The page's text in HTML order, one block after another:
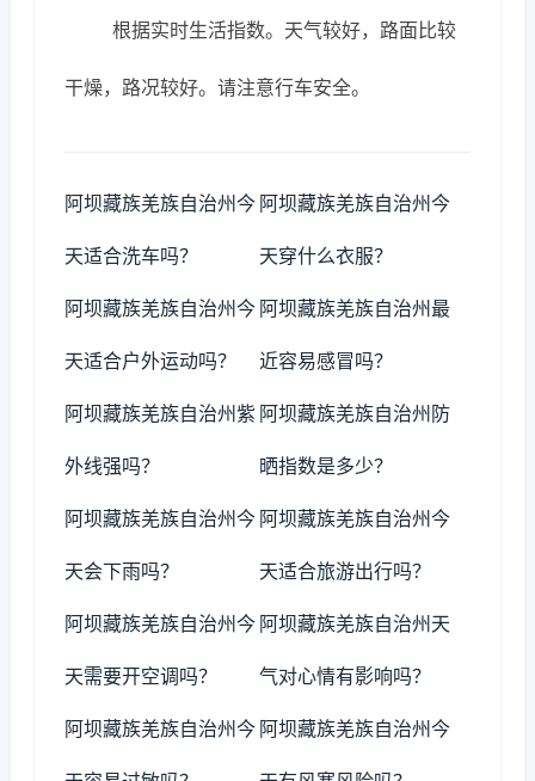
根据实时生活指数。天气较好，路面比较
干燥，路况较好。请注意行车安全。
阿坝藏族羌族自治州今
天适合洗车吗？
阿坝藏族羌族自治州今
天穿什么衣服？
阿坝藏族羌族自治州今
天适合户外运动吗？
阿坝藏族羌族自治州最
近容易感冒吗？
阿坝藏族羌族自治州紫
外线强吗？
阿坝藏族羌族自治州防
晒指数是多少？
阿坝藏族羌族自治州今
天会下雨吗？
阿坝藏族羌族自治州今
天适合旅游出行吗？
阿坝藏族羌族自治州今
天需要开空调吗？
阿坝藏族羌族自治州天
气对心情有影响吗？
阿坝藏族羌族自治州今 阿坝藏族羌族自治州今